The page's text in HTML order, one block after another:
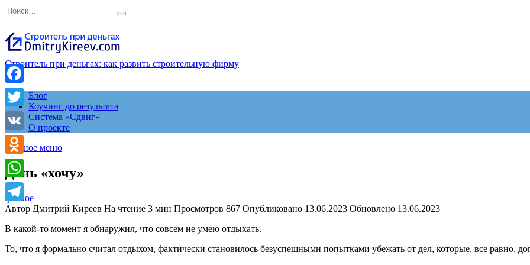
Перейти
к
содержанию
Search
for:
Строитель при деньгах: как развить строительную фирму
Блог
Коучинг до результата
Система «Сдвиг»
О проекте
Главное меню
День «хочу»
разное
Автор Дмитрий Киреев На чтение 3 мин Просмотров 867 Опубликовано 13.06.2023 Обновлено 13.06.2023
В какой-то момент я обнаружил, что совсем не умею отдыхать.
То, что я формально считал отдыхом, фактически становилось безуспешными попытками убежать от дел, которые, все равно,
Facebook
Twitter
VK
Odnoklassniki
WhatsApp
Telegram